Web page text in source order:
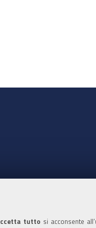
tutto si acconsente